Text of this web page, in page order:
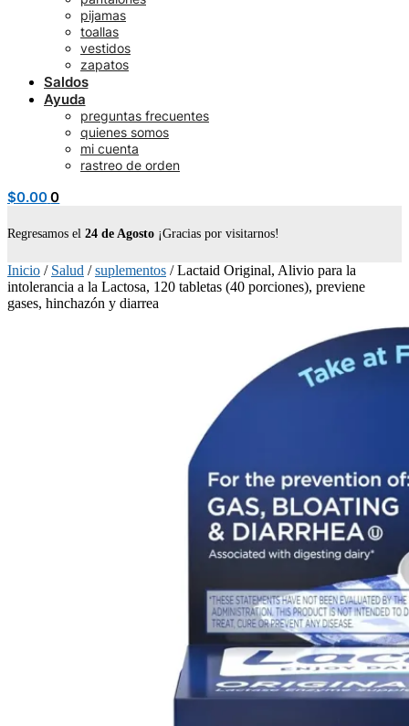
pijamas
toallas
vestidos
zapatos
Saldos
Ayuda
preguntas frecuentes
quienes somos
mi cuenta
rastreo de orden
$0.00 0
Regresamos el 24 de Agosto ¡Gracias por visitarnos!
Inicio / Salud /suplementos /Lactaid Original, Alivio para la
intolerancia a la Lactosa, 120 tabletas (40 porciones), previene
gases, hinchazón y diarrea